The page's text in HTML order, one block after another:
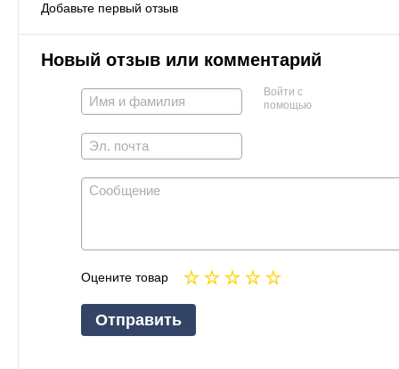
Добавьте первый отзыв
Новый отзыв или комментарий
Войти с
помощью
Оцените товар
Отправить